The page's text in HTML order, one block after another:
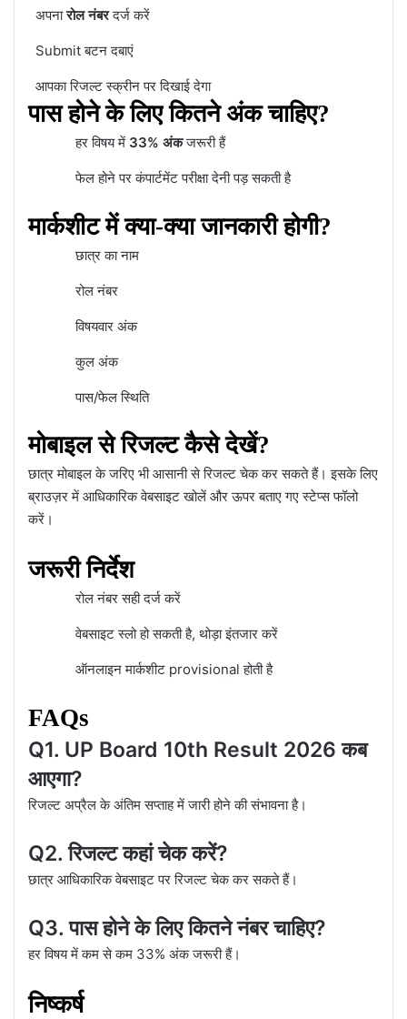
अपनारोल नंबरदर्ज करें
Submit बटन दबाएं
आपका रिजल्ट स्क्रीन पर दिखाई देगा
पास होने के लिए कितने अंक चाहिए?
हर विषय में 33% अंकजरूरी हैं
फेल होने पर कंपार्टमेंट परीक्षा देनी पड़ सकती है
मार्कशीट में क्या-क्या जानकारी होगी?
छात्र का नाम
रोल नंबर
विषयवार अंक
कुल अंक
पास/फेल स्थिति
मोबाइल से रिजल्ट कैसे देखें?
छात्र मोबाइल के जरिए भी आसानी से रिजल्ट चेक कर सकते हैं। इसके लिए
ब्राउज़र में आधिकारिक वेबसाइट खोलें और ऊपर बताए गए स्टेप्स फॉलो
करें।
जरूरी निर्देश
रोल नंबर सही दर्ज करें
वेबसाइट स्लो हो सकती है, थोड़ा इंतजार करें
ऑनलाइन मार्कशीट provisional होती है
FAQs
Q1. UP Board 10th Result 2026 कब
आएगा?
रिजल्ट अप्रैल के अंतिम सप्ताह में जारी होने की संभावना है।
Q2. रिजल्ट कहां चेक करें?
छात्र आधिकारिक वेबसाइट पर रिजल्ट चेक कर सकते हैं।
Q3. पास होने के लिए कितने नंबर चाहिए?
हर विषय में कम से कम 33% अंक जरूरी हैं।
निष्कर्ष